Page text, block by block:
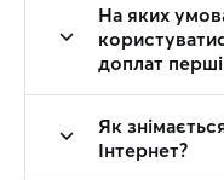
На яких
доплат перші
Як
Інтернет?